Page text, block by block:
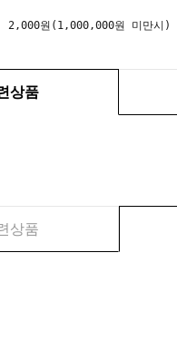
원(1,000,000원 미만시)
상품
상품